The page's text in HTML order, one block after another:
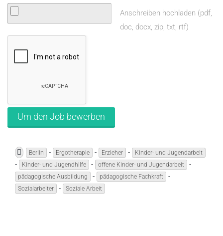
d
i
e
l
Anschreiben hochladen (pdf,
doc, docx, zip, txt, rtf)
Berlin - Ergotherapie - Erzieher - Kinder- und Jugendarbeit
- Kinder- und Jugendhilfe - offene Kinder- und Jugendarbeit -
pädagogische Ausbildung - pädagogische Fachkraft -
Sozialarbeiter - Soziale Arbeit